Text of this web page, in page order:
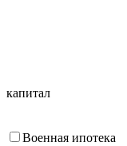
капитал
Военная ипотека